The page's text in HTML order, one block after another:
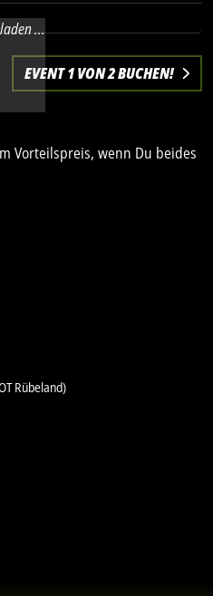
...
EVENT 1 VON 2 BUCHEN!
Vorteilspreis, wenn Du beides
Rübeland)